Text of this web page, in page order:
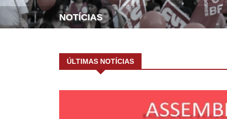
NOTÍCIAS
ÚLTIMAS NOTÍCIAS